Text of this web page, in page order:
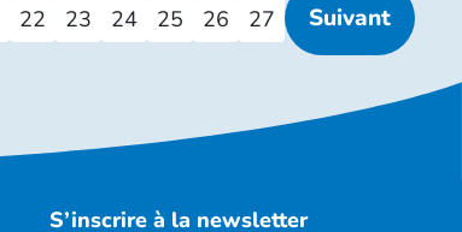
22 23 24 25 26 27 Suivant
S’inscrire à la newsletter